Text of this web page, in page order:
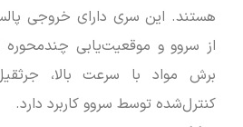
هستند. این سری دارای خروجی
از سروو و موقعیت‌یابی
برش مواد با سرعت بالا،
کنترل‌شده توسط سروو کاربرد دارد.